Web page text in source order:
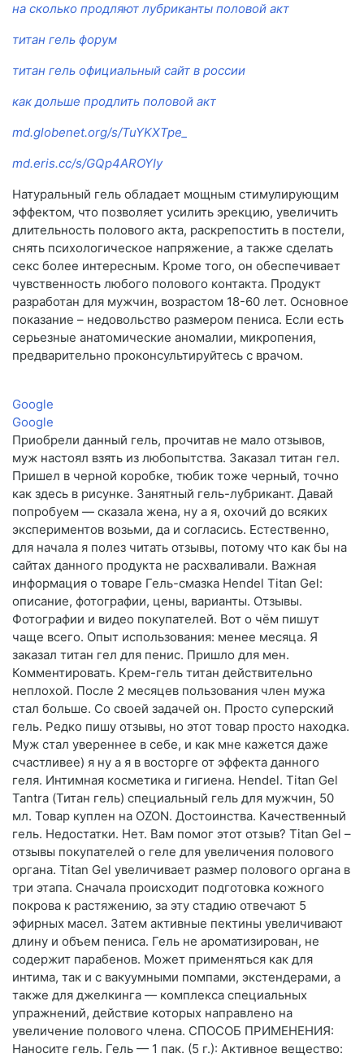
на сколько продляют лубриканты половой акт
титан гель форум
титан гель официальный сайт в россии
как дольше продлить половой акт
md.globenet.org/s/TuYKXTpe_
md.eris.cc/s/GQp4AROYIy
Натуральный гель обладает мощным стимулирующим
эффектом, что позволяет усилить эрекцию, увеличить
длительность полового акта, раскрепостить в постели,
снять психологическое напряжение, а также сделать
секс более интересным. Кроме того, он обеспечивает
чувственность любого полового контакта. Продукт
разработан для мужчин, возрастом 18-60 лет. Основное
показание – недовольство размером пениса. Если есть
серьезные анатомические аномалии, микропения,
предварительно проконсультируйтесь с врачом.
Google
Google
Приобрели данный гель, прочитав не мало отзывов,
муж настоял взять из любопытства. Заказал титан гел.
Пришел в черной коробке, тюбик тоже черный, точно
как здесь в рисунке. Занятный гель-лубрикант. Давай
попробуем — сказала жена, ну а я, охочий до всяких
экспериментов возьми, да и согласись. Естественно,
для начала я полез читать отзывы, потому что как бы на
сайтах данного продукта не расхваливали. Важная
информация о товаре Гель-смазка Hendel Titan Gel:
описание, фотографии, цены, варианты. Отзывы.
Фотографии и видео покупателей. Вот о чём пишут
чаще всего. Опыт использования: менее месяца. Я
заказал титан гел для пенис. Пришло для мен.
Комментировать. Крем-гель титан действительно
неплохой. После 2 месяцев пользования член мужа
стал больше. Со своей задачей он. Просто суперский
гель. Редко пишу отзывы, но этот товар просто находка.
Муж стал увереннее в себе, и как мне кажется даже
счастливее) я ну а я в восторге от эффекта данного
геля. Интимная косметика и гигиена. Hendel. Titan Gel
Tantra (Титан гель) специальный гель для мужчин, 50
мл. Товар куплен на OZON. Достоинства. Качественный
гель. Недостатки. Нет. Вам помог этот отзыв? Titan Gel –
отзывы покупателей о геле для увеличения полового
органа. Titan Gel увеличивает размер полового органа в
три этапа. Сначала происходит подготовка кожного
покрова к растяжению, за эту стадию отвечают 5
эфирных масел. Затем активные пектины увеличивают
длину и объем пениса. Гель не ароматизирован, не
содержит парабенов. Может применяться как для
интима, так и с вакуумными помпами, экстендерами, а
также для джелкинга — комплекса специальных
упражнений, действие которых направлено на
увеличение полового члена. СПОСОБ ПРИМЕНЕНИЯ:
Наносите гель. Гель — 1 пак. (5 г.): Активное вещество: